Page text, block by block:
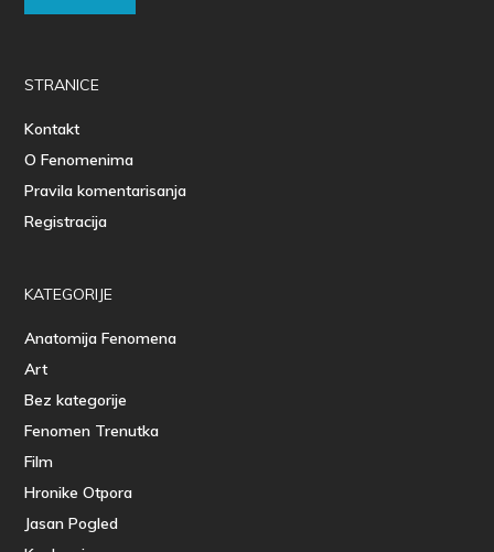
STRANICE
Kontakt
O Fenomenima
Pravila komentarisanja
Registracija
KATEGORIJE
Anatomija Fenomena
Art
Bez kategorije
Fenomen Trenutka
Film
Hronike Otpora
Jasan Pogled